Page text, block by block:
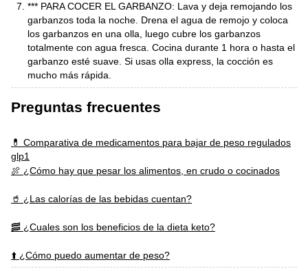
*** PARA COCER EL GARBANZO: Lava y deja remojando los
garbanzos toda la noche. Drena el agua de remojo y coloca
los garbanzos en una olla, luego cubre los garbanzos
totalmente con agua fresca. Cocina durante 1 hora o hasta el
garbanzo esté suave. Si usas olla express, la cocción es
mucho más rápida.
Preguntas frecuentes
💊 Comparativa de medicamentos para bajar de peso regulados
glp1
🍖 ¿Cómo hay que pesar los alimentos, en crudo o cocinados
🥤 ¿Las calorías de las bebidas cuentan?
🥓 ¿Cuales son los beneficios de la dieta keto?
⬆️ ¿Cómo puedo aumentar de peso?